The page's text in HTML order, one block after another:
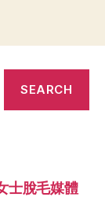
士脫毛媒體